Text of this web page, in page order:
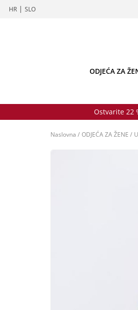
HR | SLO
ODJEĆA ZA
Ostvarite 22
Naslovna / ODJEĆA ZA ŽENE /